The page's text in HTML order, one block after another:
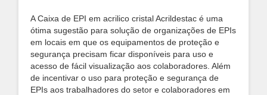
A Caixa de EPI em acrilico cristal Acrildestac é uma
ótima sugestão para solução de organizações de EPIs
em locais em que os equipamentos de proteção e
segurança precisam ficar disponíveis para uso e
acesso de fácil visualização aos colaboradores. Além
de incentivar o uso para proteção e segurança de
EPIs aos trabalhadores do setor e colaboradores em